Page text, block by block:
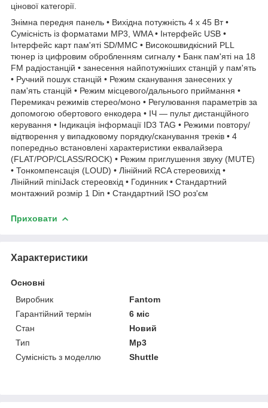
цінової категорії.
Знімна передня панель • Вихідна потужність 4 х 45 Вт •
Сумісність із форматами MP3, WMA • Інтерфейс USB •
Інтерфейс карт пам'яті SD/MMC • Високошвидкісний PLL
тюнер із цифровим обробленням сигналу • Банк пам'яті на 18
FM радіостанцій • занесення найпотужніших станцій у пам'ять
• Ручний пошук станцій • Режим сканування занесених у
пам'ять станцій • Режим місцевого/дальнього приймання •
Перемикач режимів стерео/моно • Регулювання параметрів за
допомогою обертового енкодера • ІЧ — пульт дистанційного
керування • Індикація інформації ID3 TAG • Режими повтору/
відтворення у випадковому порядку/сканування треків • 4
попередньо встановлені характеристики еквалайзера
(FLAT/POP/CLASS/ROCK) • Режим приглушення звуку (MUTE)
• Тонкомпенсація (LOUD) • Лінійний RCA стереовихід •
Лінійний miniJack стереовхід • Годинник • Стандартний
монтажний розмір 1 Din • Стандартний ISO роз'єм
Приховати
Характеристики
Основні
Виробник
Fantom
Гарантійний термін
6 міс
Стан
Новий
Тип
Mp3
Сумісність з моделлю
Shuttle